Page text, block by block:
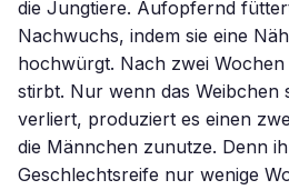
die Jungtiere. Aufopfernd
Nachwuchs, indem sie eine
hochwürgt. Nach zwei
stirbt. Nur wenn das Weibchen
verliert, produziert es einen
die Männchen zunutze. Denn
Geschlechtsreife nur wenige